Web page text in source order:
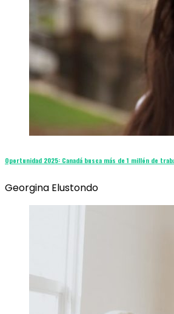
Oportunidad 2025: Canadá busca más de 1 millón de
Georgina Elustondo